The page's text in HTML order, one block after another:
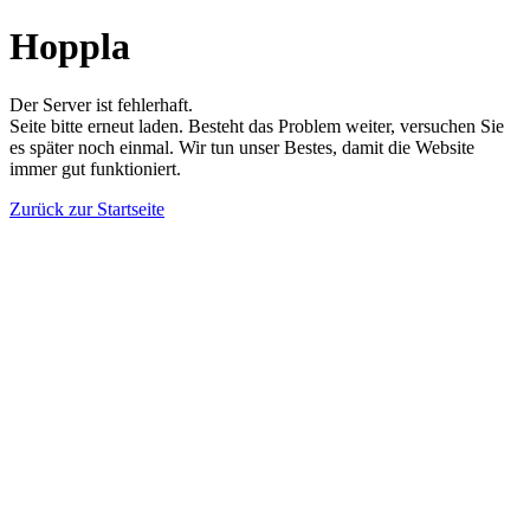
Hoppla
Der Server ist fehlerhaft.
Seite bitte erneut laden. Besteht das Problem weiter, versuchen Sie
es später noch einmal. Wir tun unser Bestes, damit die Website
immer gut funktioniert.
Zurück zur Startseite